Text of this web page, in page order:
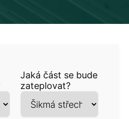
Jaká část se bude
zateplovat?